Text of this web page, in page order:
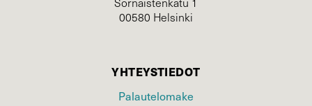
00580 Helsinki
YHTEYSTIEDOT
Palautelomake